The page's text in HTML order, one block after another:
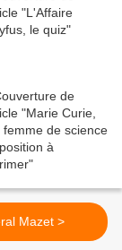
Général Mazet >